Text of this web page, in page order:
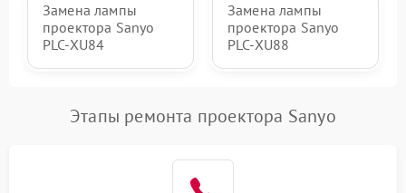
Замена лампы
проектора Sanyo
PLC-XU84
Замена лампы
проектора Sanyo
PLC-XU88
Этапы ремонта проектора Sanyo